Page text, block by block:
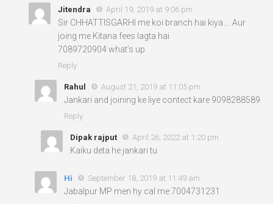
Jitendra April 19, 2019 at 9:06 pm
Sir CHHATTISGARHI me koi branch hai kiya…. Aur
joing me Kitana fees lagta hai
7089720904 what’s up
Reply
Rahul August 21, 2019 at 11:05 pm
Jankari and joining ke liye contect kare 9098288589
Reply
Dipak rajput April 26, 2022 at 1:20 pm
Kaiku deta he jankari tu
Hi September 18, 2019 at 11:49 am
Jabalpur MP men hy cal me 7004731231